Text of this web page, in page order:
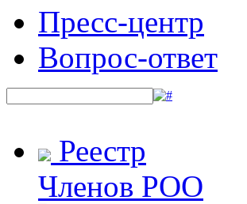
Пресс-центр
Вопрос-ответ
Реестр
Членов РОО